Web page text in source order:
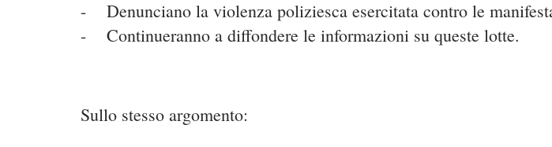
- Denunciano la violenza poliziesca esercitata contro le
- Continueranno a diffondere le informazioni su queste lotte.
Sullo stesso argomento: